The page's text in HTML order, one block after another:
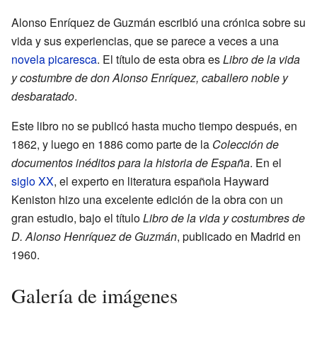
Alonso Enríquez de Guzmán escribió una crónica sobre su
vida y sus experiencias, que se parece a veces a una
novela picaresca. El título de esta obra esLibro de la vida
y costumbre de don Alonso Enríquez, caballero noble y
desbaratado.
Este libro no se publicó hasta mucho tiempo después, en
1862, y luego en 1886 como parte de la Colección de
documentos inéditos para la historia de España. En el
siglo XX, el experto en literatura española Hayward
Keniston hizo una excelente edición de la obra con un
gran estudio, bajo el títuloLibro de la vida y costumbres de
D. Alonso Henríquez de Guzmán, publicado en Madrid en
1960.
Galería de imágenes